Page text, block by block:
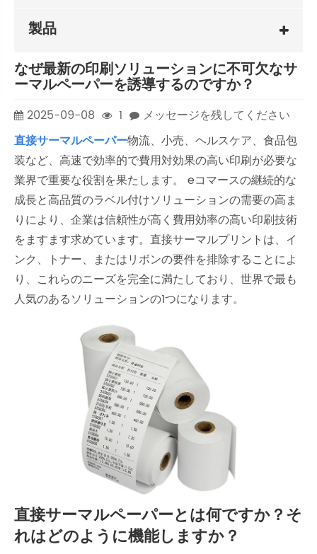
製品
なぜ最新の印刷ソリューションに不可欠なサ
ーマルペーパーを誘導するのですか？
2025-09-08 1
メッセージを残してください
直接サーマルペーパー物流、小売、ヘルスケア、食品包
装など、高速で効率的で費用対効果の高い印刷が必要な
業界で重要な役割を果たします。 eコマースの継続的な
成長と高品質のラベル付けソリューションの需要の高ま
りにより、企業は信頼性が高く費用効率の高い印刷技術
をますます求めています。直接サーマルプリントは、イ
ンク、トナー、またはリボンの要件を排除することによ
り、これらのニーズを完全に満たしており、世界で最も
人気のあるソリューションの1つになります。
直接サーマルペーパーとは何ですか？そ
れはどのように機能しますか？